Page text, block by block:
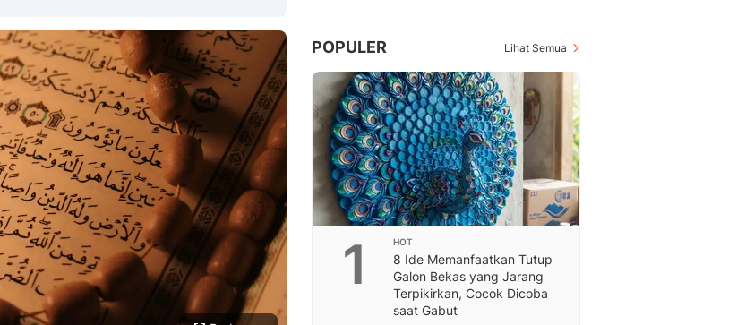
Copy Link
POPULER Lihat Semua
1 HOT
8 Ide Memanfaatkan Tutup
Galon Bekas yang Jarang
Terpikirkan, Cocok Dicoba
saat Gabut